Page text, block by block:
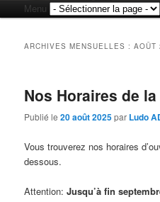
principal
Aller
au
Aller
au
ARCHIVES MENSUELLES :AOÛT
Nos Horaires de
Publié le20 août 2025par Ludo
Vous trouverez nos horaires
dessous.
Attention:Jusqu’à fin